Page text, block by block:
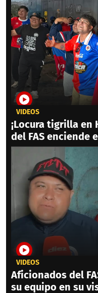
VIDEOS
¡Locura tigrilla en
del FAS enciende
VIDEOS
Aficionados del
su equipo en su